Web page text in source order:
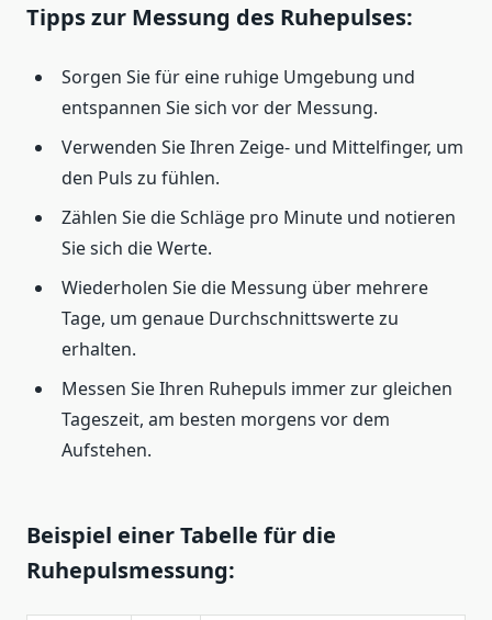
Tipps zur Messung des Ruhepulses:
Sorgen Sie für eine ruhige Umgebung und
entspannen Sie sich vor der Messung.
Verwenden Sie Ihren Zeige- und Mittelfinger, um
den Puls zu fühlen.
Zählen Sie die Schläge pro Minute und notieren
Sie sich die Werte.
Wiederholen Sie die Messung über mehrere
Tage, um genaue Durchschnittswerte zu
erhalten.
Messen Sie Ihren Ruhepuls immer zur gleichen
Tageszeit, am besten morgens vor dem
Aufstehen.
Beispiel einer Tabelle für die
Ruhepulsmessung: